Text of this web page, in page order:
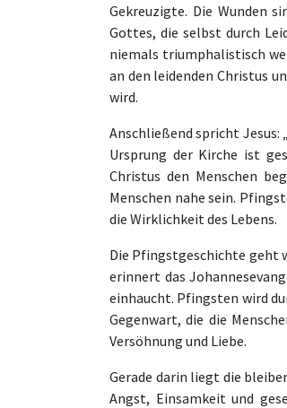
Gekreuzigte. Die Wunden
Gottes, die selbst durch
niemals triumphalistisch
an den leidenden Christus
wird.
Anschließend spricht Jesus:
Ursprung der Kirche ist
Christus den Menschen
Menschen nahe sein.
die Wirklichkeit des Lebens.
Die Pfingstgeschichte geht
erinnert das
einhaucht. Pfingsten wird
Gegenwart, die die
Versöhnung und Liebe.
Gerade darin liegt die
Angst, Einsamkeit und